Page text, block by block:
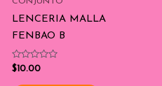
LENCERIA MALLA
FENBAO B
Valorado
con
$10.00